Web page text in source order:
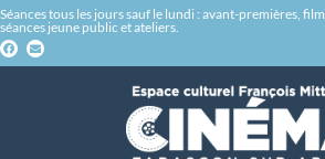
Séances tous les jours sauf le lundi : avant-premières,
séances jeune public et ateliers.